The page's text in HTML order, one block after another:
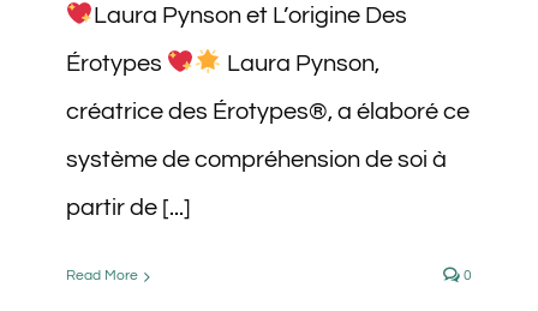
Laura Pynson et L’origine Des
Érotypes
Laura Pynson,
créatrice des Érotypes®, a élaboré ce
système de compréhension de soi à
partir de [...]
Read More 0